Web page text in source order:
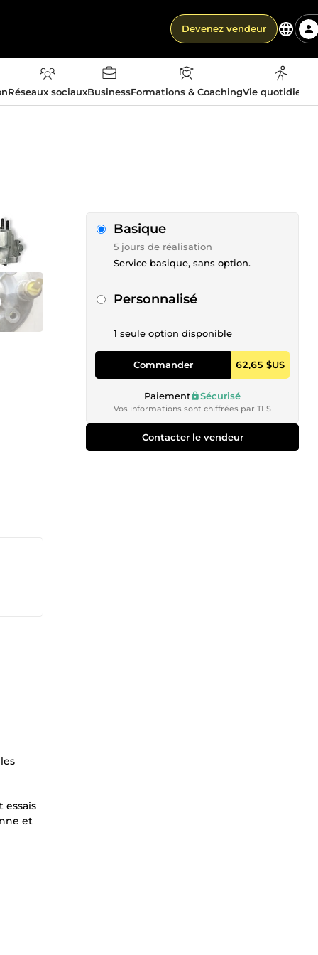
Devenez vendeur
Réseaux sociauxBusinessFormations & CoachingVie
essais
et
Basique
5 jours de réalisation
Service basique, sans option.
Personnalisé
1 seule option disponible
Commander 62,65 $US
Paiement Sécurisé
Vos informations sont chiffrées par TLS
Contacter le vendeur